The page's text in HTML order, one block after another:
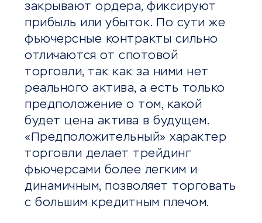
закрывают ордера, фиксируют
прибыль или убыток. По сути же
фьючерсные контракты сильно
отличаются от спотовой
торговли, так как за ними нет
реального актива, а есть только
предположение о том, какой
будет цена актива в будущем.
«Предположительный» характер
торговли делает трейдинг
фьючерсами более легким и
динамичным, позволяет торговать
с большим кредитным плечом.